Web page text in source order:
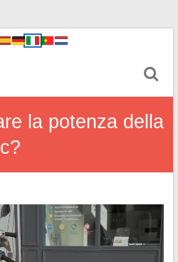
la potenza della